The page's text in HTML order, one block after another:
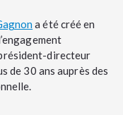
a été créé en
directeur
de 30 ans auprès des